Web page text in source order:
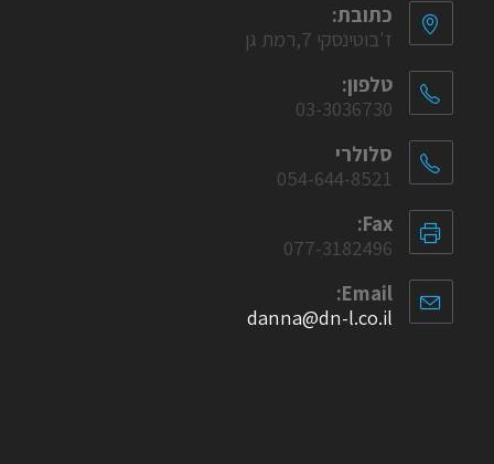
כתובת:
ז'בוטינסקי 7,רמת גן
טלפון:
03-3036730
סלולרי
054-644-8521
Fax:
077-3182496
Email:
danna@dn-l.co.il
Opens